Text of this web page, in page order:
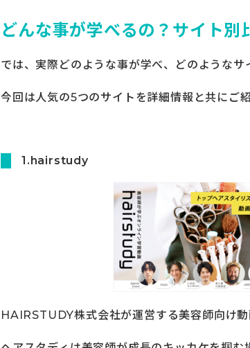
どんな事が学べるの？サイト別
では、実際どのような事が学べ、どのようなサ
今回は人気の5つのサイトを詳細情報と共にご
1.hairstudy
HAIRSTUDY株式会社が運営する美容師向け